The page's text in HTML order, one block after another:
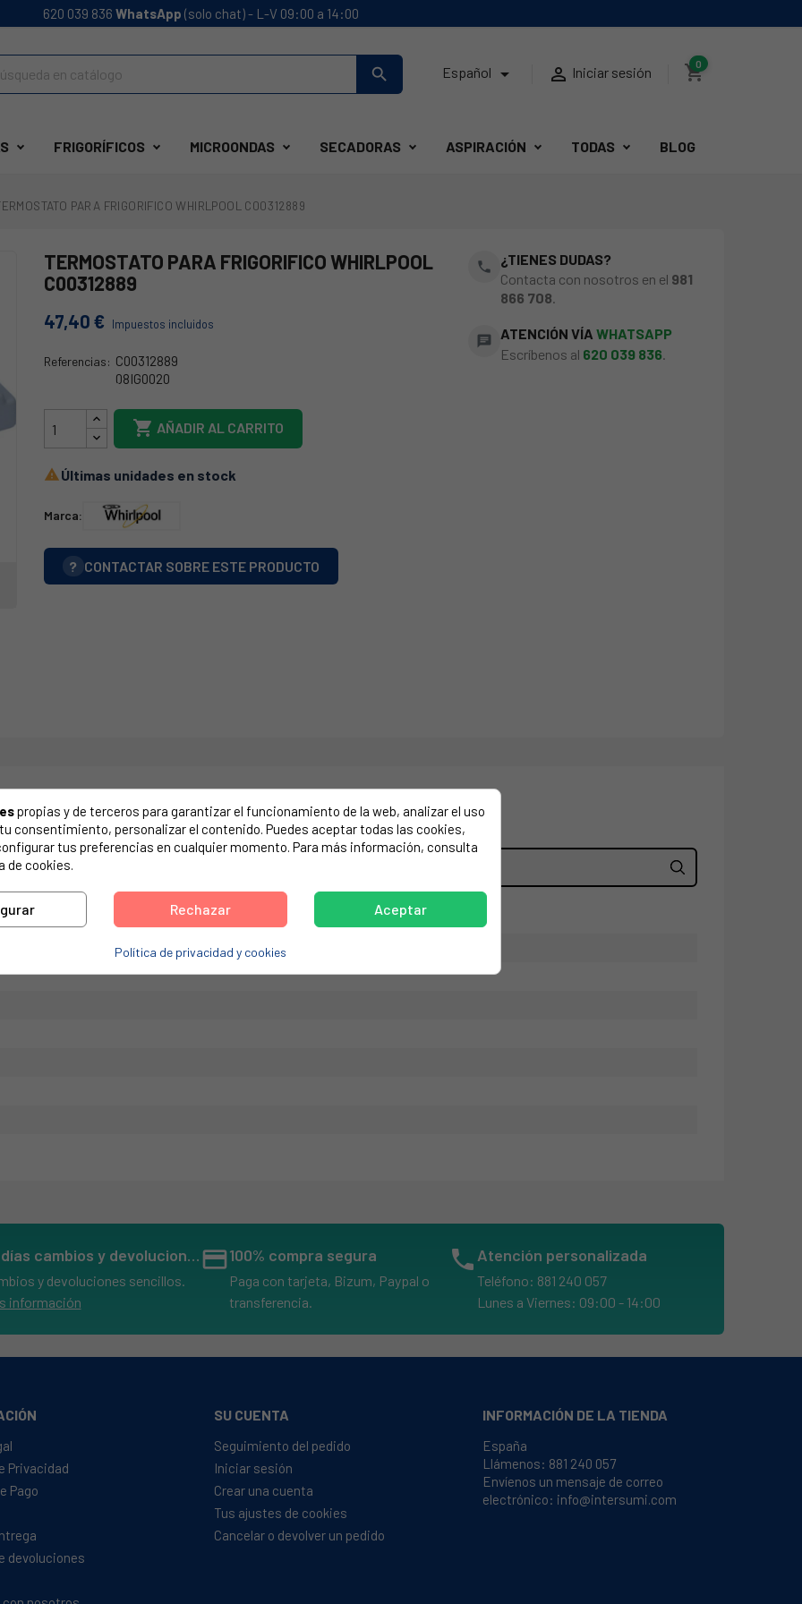
620 039 836 WhatsApp (solo chat) - L-V 09:00 a 14:00
search Español   Iniciar sesión shopping_cart
0
FRIGORÍFICOS MICROONDAS SECADORAS ASPIRACIÓN TODAS BLOG
PARA FRIGORIFICO WHIRLPOOL C00312889
TERMOSTATO PARA FRIGORIFICO WHIRLPOOL
C00312889
47,40 € Impuestos incluidos
Referencias: C00312889
08IG0020
481228228281
 AÑADIR AL CARRITO
 Últimas unidades en stock
Marca:
? CONTACTAR SOBRE ESTE PRODUCTO
phone
¿TIENES DUDAS?
Contacta con nosotros en el 981
866 708.
chat ATENCIÓN VÍAWHATSAPP
Escríbenos al 620 039 836
tu electrodoméstico. Suele estar formado por números y letras.
14 días cambios y devoluciones
y devoluciones sencillos.
información
credit_card100% compra segura
Paga con tarjeta, Bizum, Paypal o
transferencia.
phone Atención personalizada
Teléfono: 881 240 057
Lunes a Viernes: 09:00 - 14:00
Privacidad
Pago
devoluciones
SU CUENTA
Seguimiento del pedido
Iniciar sesión
Crear una cuenta
Tus ajustes de cookies
Cancelar o devolver un pedido
INFORMACIÓN DE LA TIENDA
España
Llámenos: 881 240 057
Envíenos un mensaje de correo
electrónico: info@intersumi.com
propias y de terceros para garantizar el funcionamiento de la web, analizar el uso
consentimiento, personalizar el contenido. Puedes aceptar todas las cookies,
tus preferencias en cualquier momento. Para más información, consulta
de cookies.
Rechazar Aceptar
Política de privacidad y cookies